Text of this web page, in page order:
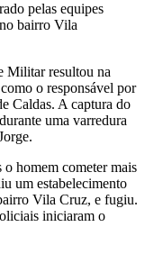
pelas equipes
bairro Vila
Militar resultou na
o responsável por
Caldas. A captura do
uma varredura
homem cometer mais
um estabelecimento
Vila Cruz, e fugiu.
iniciaram o